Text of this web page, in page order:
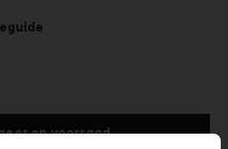
op voorraad